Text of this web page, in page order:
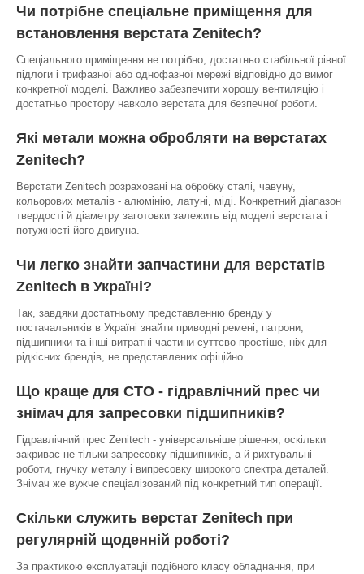
Чи потрібне спеціальне приміщення для
встановлення верстата Zenitech?
Спеціального приміщення не потрібно, достатньо стабільної рівної
підлоги і трифазної або однофазної мережі відповідно до вимог
конкретної моделі. Важливо забезпечити хорошу вентиляцію і
достатньо простору навколо верстата для безпечної роботи.
Які метали можна обробляти на верстатах
Zenitech?
Верстати Zenitech розраховані на обробку сталі, чавуну,
кольорових металів - алюмінію, латуні, міді. Конкретний діапазон
твердості й діаметру заготовки залежить від моделі верстата і
потужності його двигуна.
Чи легко знайти запчастини для верстатів
Zenitech в Україні?
Так, завдяки достатньому представленню бренду у
постачальників в Україні знайти приводні ремені, патрони,
підшипники та інші витратні частини суттєво простіше, ніж для
рідкісних брендів, не представлених офіційно.
Що краще для СТО - гідравлічний прес чи
знімач для запресовки підшипників?
Гідравлічний прес Zenitech - універсальніше рішення, оскільки
закриває не тільки запресовку підшипників, а й рихтувальні
роботи, гнучку металу і випресовку широкого спектра деталей.
Знімач же вужче спеціалізований під конкретний тип операції.
Скільки служить верстат Zenitech при
регулярній щоденній роботі?
За практикою експлуатації подібного класу обладнання, при